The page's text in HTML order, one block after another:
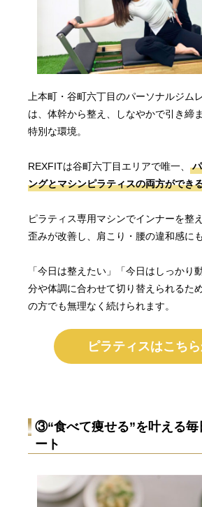
上本町・谷町六丁目のパーソナルジム
は、 体幹から整え、しなやかで引き締
特別な環境。
REXFITは谷町六丁目エリアで唯一、
ングとマシンピラティスの両方ができ
ピラティス専用マシンでインナーを整
歪みが改善し、肩こり・腰の違和感に
「今日は整えたい」「今日はしっかり
分や体調に合わせて切り替えられるた
の方でも無理なく続けられます。
ピラティスはこち
③“食べて痩せる”を叶える
ート